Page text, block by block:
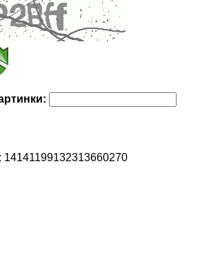
14141199132313660270